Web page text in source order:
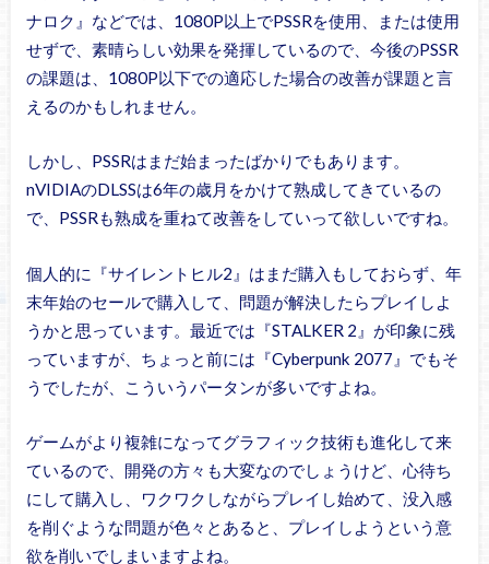
ナロク』などでは、1080P以上でPSSRを使用、または使用
せずで、素晴らしい効果を発揮しているので、今後のPSSR
の課題は、1080P以下での適応した場合の改善が課題と言
えるのかもしれません。
しかし、PSSRはまだ始まったばかりでもあります。
nVIDIAのDLSSは6年の歳月をかけて熟成してきているの
で、PSSRも熟成を重ねて改善をしていって欲しいですね。
個人的に『サイレントヒル2』はまだ購入もしておらず、年
末年始のセールで購入して、問題が解決したらプレイしよ
うかと思っています。最近では『STALKER 2』が印象に残
っていますが、ちょっと前には『Cyberpunk 2077』でもそ
うでしたが、こういうパータンが多いですよね。
ゲームがより複雑になってグラフィック技術も進化して来
ているので、開発の方々も大変なのでしょうけど、心待ち
にして購入し、ワクワクしながらプレイし始めて、没入感
を削ぐような問題が色々とあると、プレイしようという意
欲を削いでしまいますよね。